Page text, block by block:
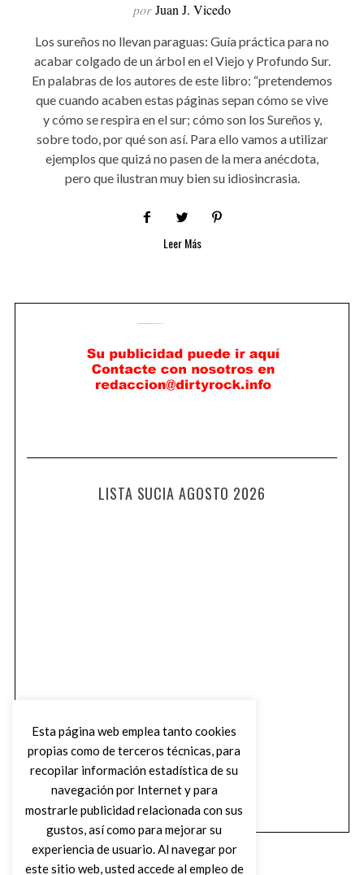
por Juan J. Vicedo
Los sureños no llevan paraguas: Guía práctica para no
acabar colgado de un árbol en el Viejo y Profundo Sur.
En palabras de los autores de este libro: “pretendemos
que cuando acaben estas páginas sepan cómo se vive
y cómo se respira en el sur; cómo son los Sureños y,
sobre todo, por qué son así. Para ello vamos a utilizar
ejemplos que quizá no pasen de la mera anécdota,
pero que ilustran muy bien su idiosincrasia.
Leer Más
LISTA SUCIA AGOSTO 2026
Esta página web emplea tanto cookies
propias como de terceros técnicas, para
recopilar información estadística de su
navegación por Internet y para
mostrarle publicidad relacionada con sus
gustos, así como para mejorar su
experiencia de usuario. Al navegar por
este sitio web, usted accede al empleo de